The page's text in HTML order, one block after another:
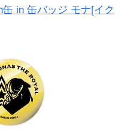
in 缶バッジ モナ[イク